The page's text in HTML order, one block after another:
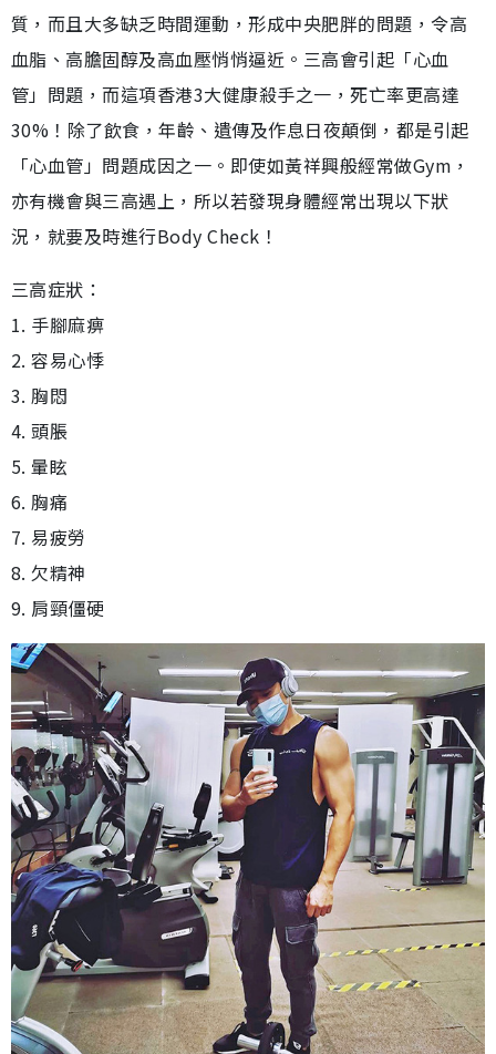
質，而且大多缺乏時間運動，形成中央肥胖的問題，令高
血脂、高膽固醇及高血壓悄悄逼近。三高會引起「心血
管」問題，而這項香港3大健康殺手之一，死亡率更高達
30%！除了飲食，年齡、遺傳及作息日夜顛倒，都是引起
「心血管」問題成因之一。即使如黃祥興般經常做Gym，
亦有機會與三高遇上，所以若發現身體經常出現以下狀
況，就要及時進行Body Check！
三高症狀：
1. 手腳麻痹
2. 容易心悸
3. 胸悶
4. 頭脹
5. 暈眩
6. 胸痛
7. 易疲勞
8. 欠精神
9. 肩頸僵硬